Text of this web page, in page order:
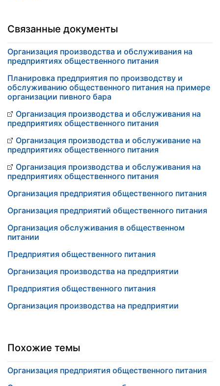
Связанные документы
Организация производства и обслуживания на
предприятиях общественного питания
Планировка предприятия по производству и
обслуживанию общественного питания на примере
организации пивного бара
Организация производства и обслуживания на
предприятиях общественного питания
Организация производства и обслуживание на
предприятиях общественного питания
Организация производства и обслуживания на
предприятиях общественного питания
Организация предприятия общественного питания
Организация предприятий общественного питания
Организация обслуживания в общественном
питании
Предприятия общественного питания
Организация производства на предприятии
Предприятия общественного питания
Организация производства на предприятии
Похожие темы
Организация предприятия общественного питания